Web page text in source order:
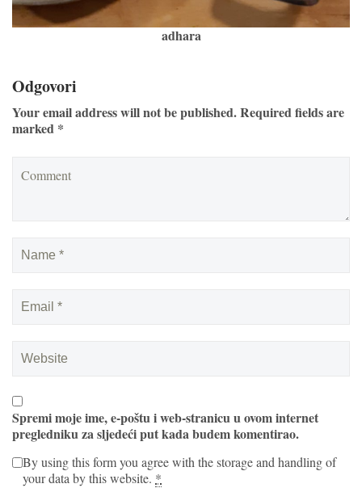
adhara
Odgovori
Your email address will not be published. Required fields are
marked *
Spremi moje ime, e-poštu i web-stranicu u ovom internet
pregledniku za sljedeći put kada budem komentirao.
By using this form you agree with the storage and handling of
your data by this website. *